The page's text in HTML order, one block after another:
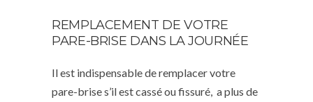
REMPLACEMENT DE VOTRE
PARE-BRISE DANS LA JOURNÉE
Il est indispensable de remplacer votre
pare-brise s’il est cassé ou fissuré, a plus de